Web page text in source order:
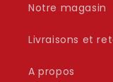
Notre magasin
Livraisons et
A propos